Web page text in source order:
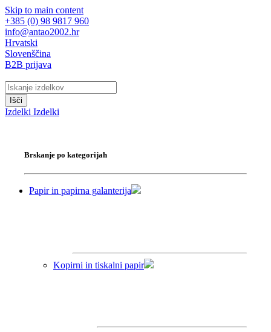
Skip to main content
+385 (0) 98 9817 960
info@antao2002.hr
Hrvatski
Slovenščina
B2B prijava
Išči
Izdelki Izdelki
Brskanje po kategorijah
Papir in papirna galanterija
Kopirni in tiskalni papir